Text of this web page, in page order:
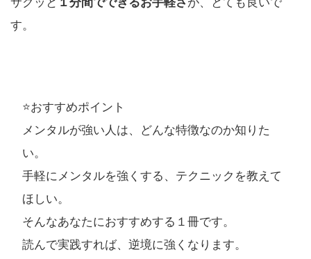
す。
⭐️おすすめポイント
メンタルが強い人は、どんな特徴なのか知りた
い。
手軽にメンタルを強くする、テクニックを教えて
ほしい。
そんなあなたにおすすめする１冊です。
読んで実践すれば、逆境に強くなります。